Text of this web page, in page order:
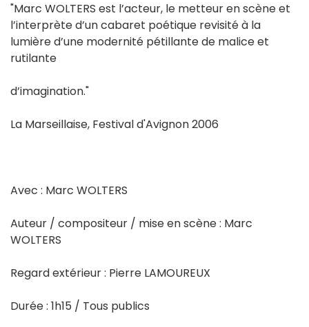
"Marc WOLTERS est l’acteur, le metteur en scène et
l’interprète d’un cabaret poétique revisité à la
lumière d’une modernité pétillante de malice et
rutilante
d’imagination."
La Marseillaise, Festival d'Avignon 2006
Avec : Marc WOLTERS
Auteur / compositeur / mise en scène : Marc
WOLTERS
Regard extérieur : Pierre LAMOUREUX
Durée : 1h15 / Tous publics